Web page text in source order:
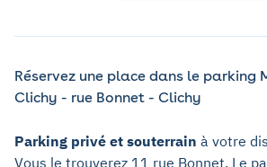
Réservez une place dans le parking
Clichy - rue Bonnet - Clichy
Parking privé et souterrain à votre
Vous le trouverez 11 rue Bonnet. Le